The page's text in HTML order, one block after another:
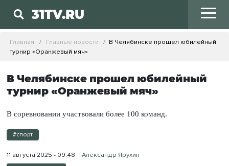
31TV.RU
Главная Главные новости
В Челябинске прошел юбилейный
турнир «Оранжевый мяч»
В Челябинске прошел юбилейный
турнир «Оранжевый мяч»
В соревновании участвовали более 100 команд.
#спорт
11 августа 2025 - 09:48 Александр Ярухин